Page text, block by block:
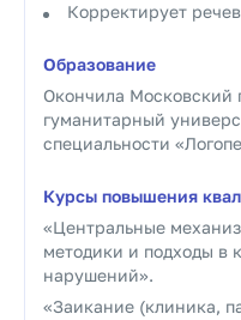
Корректирует
Образование
Окончила Московский
гуманитарный
специальности
Курсы повышения
«Центральные
методики и подходы в
нарушений».
«Заикание (клиника,